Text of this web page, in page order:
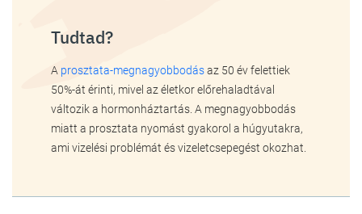
Tudtad?
A prosztata-megnagyobbodásaz 50 év felettiek
50%-át érinti, mivel az életkor előrehaladtával
változik a hormonháztartás. A megnagyobbodás
miatt a prosztata nyomást gyakorol a húgyutakra,
ami vizelési problémát és vizeletcsepegést okozhat.